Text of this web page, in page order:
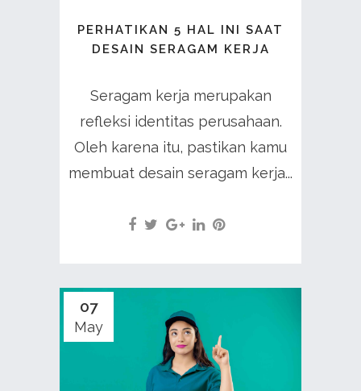
PERHATIKAN 5 HAL INI SAAT
DESAIN SERAGAM KERJA
Seragam kerja merupakan
refleksi identitas perusahaan.
Oleh karena itu, pastikan kamu
membuat desain seragam kerja...
07
May